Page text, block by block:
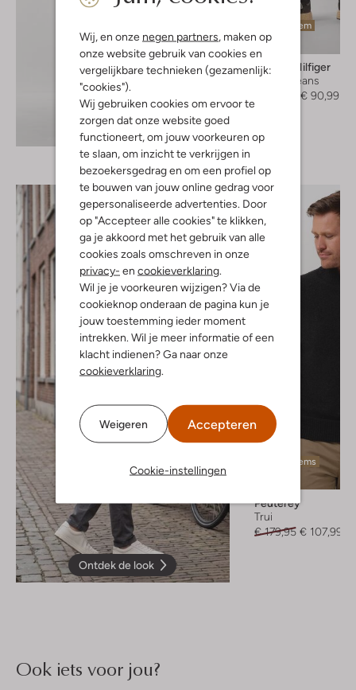
Wij, en onze negen partners, maken op
onze website gebruik van cookies en
vergelijkbare technieken (gezamenlijk:
"cookies").
Wij gebruiken cookies om ervoor te
zorgen dat onze website goed
functioneert, om jouw voorkeuren op
te slaan, om inzicht te verkrijgen in
bezoekersgedrag en om een profiel op
te bouwen van jouw online gedrag voor
gepersonaliseerde advertenties. Door
op "Accepteer alle cookies" te klikken,
ga je akkoord met het gebruik van alle
cookies zoals omschreven in onze
privacy- en cookieverklaring.
Wil je je voorkeuren wijzigen? Via de
cookieknop onderaan de pagina kun je
jouw toestemming ieder moment
intrekken. Wil je meer informatie of een
klacht indienen? Ga naar onze
cookieverklaring.
Weigeren Accepteren
Cookie-instellingen
Ontdek de look
Laatste item
-30%
Tommy Hilfiger
Slim fit jeans
€ 90,99
Ontdek de look
Laatste items
Peuterey
Trui
€ 179,95 € 107,99
Ook iets voor jou?